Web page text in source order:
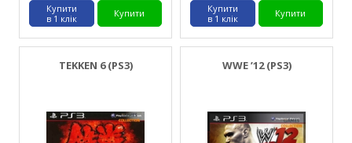
Купити
Купити
в 1 клік
Купити
Купити
в 1 клік
TEKKEN 6 (PS3) WWE ’12 (PS3)